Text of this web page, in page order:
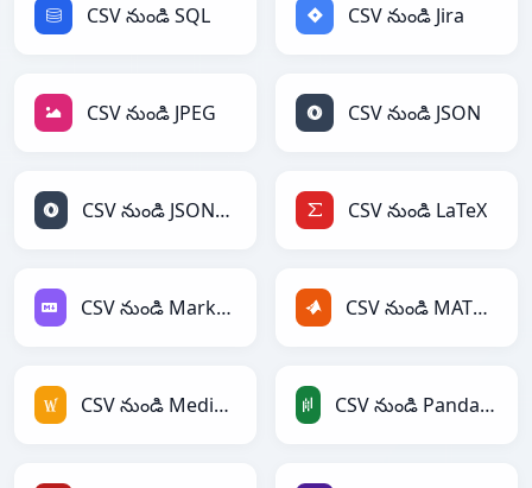
CSV నుండి SQL CSV నుండి Jira
CSV నుండి JPEG CSV నుండి JSON
CSV నుండి JSONLines CSV నుండి LaTeX
CSV నుండి Markdown CSV నుండి MATLAB
CSV నుండి MediaWiki CSV నుండి PandasDataFrame